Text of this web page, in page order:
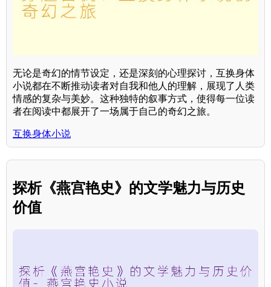
无论是奇幻的情节设定，还是深刻的心理探讨，互换身体
小说都在不断推动读者对自我和他人的理解，展现了人类
情感的复杂与美妙。这种独特的叙事方式，使得每一位读
者在阅读中都展开了一场属于自己的奇幻之旅。
互换身体小说
探析《燕宫艳史》的文学魅力与历史
价值